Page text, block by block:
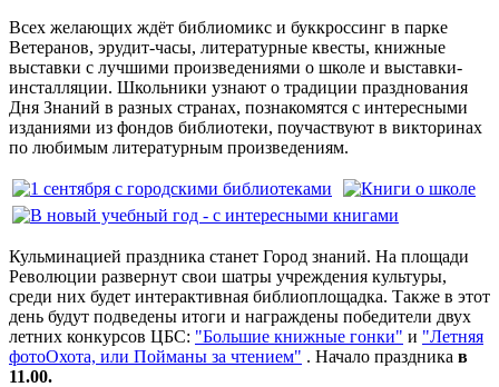
Всех желающих ждёт библиомикс и буккроссинг в парке
Ветеранов, эрудит-часы, литературные квесты, книжные
выставки с лучшими произведениями о школе и выставки-
инсталляции. Школьники узнают о традиции празднования
Дня Знаний в разных странах, познакомятся с интересными
изданиями из фондов библиотеки, поучаствуют в викторинах
по любимым литературным произведениям.
Кульминацией праздника станет Город знаний. На площади
Революции развернут свои шатры учреждения культуры,
среди них будет интерактивная библиоплощадка. Также в этот
день будут подведены итоги и награждены победители двух
летних конкурсов ЦБС: "Большие книжные гонки" и "Летняя
фотоОхота, или Пойманы за чтением" . Начало праздника в
11.00.